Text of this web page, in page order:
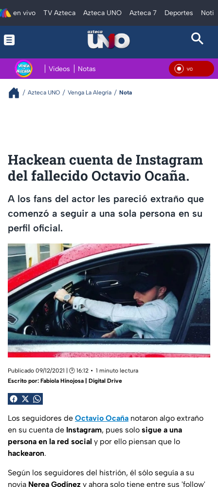
en vivo TV Azteca Azteca UNO Azteca 7 Deportes
Videos Notas En
Azteca UNO Venga La Alegría Nota
Hackean cuenta de Instagram
del fallecido Octavio Ocaña.
A los fans del actor les pareció extraño que
comenzó a seguir a una sola persona en su
perfil oficial.
Publicado 09/12/2021 | 🕑 16:12
1 minuto lectura
Escrito por: Fabiola Hinojosa | Digital Drive
Los seguidores de Octavio Ocaña notaron algo extraño
en su cuenta de Instagram, pues solo sigue a una
persona en la red social y por ello piensan que lo
hackearon.
Según los seguidores del histrión, él sólo seguía a su
novia Nerea Godínez y ahora solo tiene entre sus 'follow'